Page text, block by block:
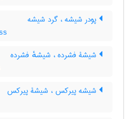
پودر شیشه ، گرد شیشه
شیشۀ فشرده ، شیشهٔ فشرده
شیشه پیرکس ، شیشۀ پیرکس